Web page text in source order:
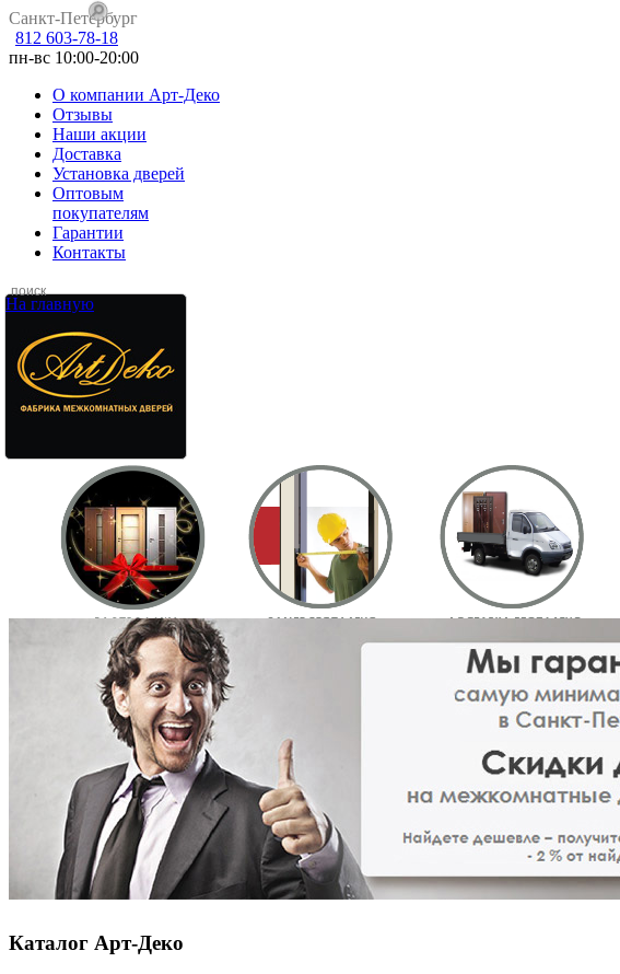
Санкт-Петербург
812 603-78-18
пн-вс 10:00-20:00
О компании Арт-Деко
Отзывы
Наши акции
Доставка
Установка дверей
Оптовым
покупателям
Гарантии
Контакты
На главную
Каталог Арт-Деко